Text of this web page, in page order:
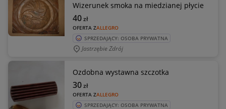
Wizerunek smoka na miedzianej płycie
OFERTA ZALLEGRO
40zł
SPRZEDAJĄCY: OSOBA PRYWATNA
Jastrzębie Zdrój
Ozdobna wystawna szczotka
OFERTA ZALLEGRO
30zł
SPRZEDAJĄCY: OSOBA PRYWATNA